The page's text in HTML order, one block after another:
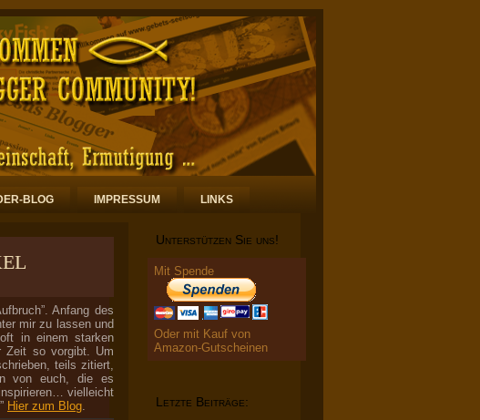
BLOG IMPRESSUM LINKS
Anfang des
mir zu lassen und
in einem starken
Zeit so vorgibt. Um
teils zitiert,
von euch, die es
vielleicht
Hier zum Blog
Unterstützen Sie uns!
Mit Spende
Oder mit Kauf von
Amazon-Gutscheinen
Letzte Beiträge: